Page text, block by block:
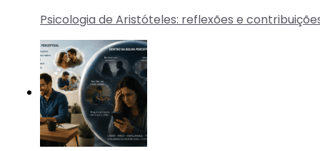
Psicologia de Aristóteles: reflexões e